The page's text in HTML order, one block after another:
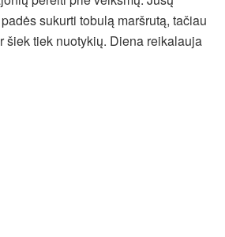
sukurti tobulą maršrutą, tačiau
šiek tiek nuotykių. Diena reikalauja